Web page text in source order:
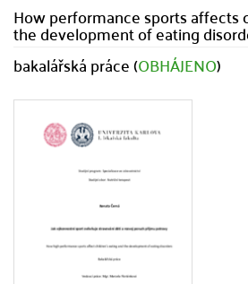
How performance sports affects
the development of eating
bakalářská práce (OBHÁJENO)